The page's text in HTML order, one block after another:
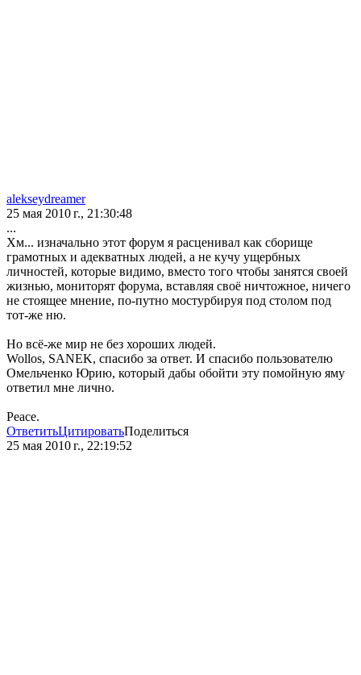
alekseydreamer
25 мая 2010 г., 21:30:48
...
Хм... изначально этот форум я расценивал как сборище
грамотных и адекватных людей, а не кучу ущербных
личностей, которые видимо, вместо того чтобы занятся своей
жизнью, мониторят форума, вставляя своё ничтожное, ничего
не стоящее мнение, по-путно мостурбируя под столом под
тот-же ню.
Но всё-же мир не без хороших людей.
Wollos, SANEK, спасибо за ответ. И спасибо пользователю
Омельченко Юрию, который дабы обойти эту помойную яму
ответил мне лично.
Peace.
ОтветитьЦитироватьПоделиться
25 мая 2010 г., 22:19:52